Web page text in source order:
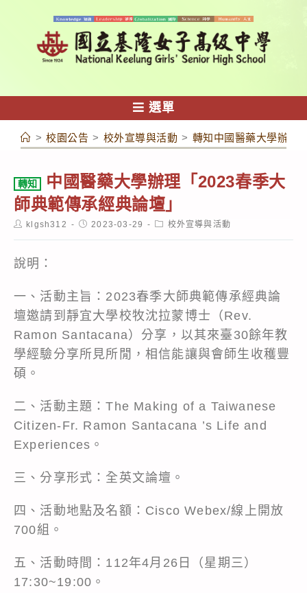
容
選單
> 校園公告 > 校外宣導與活動 > 轉知中國醫藥大學辦理
轉知
中國醫藥大學辦理「2023春季大
師典範傳承經典論壇」
Postklgsh312
Post2023-03-29
Post校外宣導與活動
說明：
一、活動主旨：2023春季大師典範傳承經典論
壇邀請到靜宜大學校牧沈拉蒙博士（Rev.
Ramon Santacana）分享，以其來臺30餘年教
學經驗分享所見所閒，相信能讓與會師生收穫豐
碩。
二、活動主題：The Making of a Taiwanese
Citizen-Fr. Ramon Santacana ’s Life and
Experiences。
三、分享形式：全英文論壇。
四、活動地點及名額：Cisco Webex/線上開放
700組。
五、活動時間：112年4月26日（星期三）
17:30~19:00。